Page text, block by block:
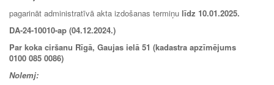
pagarināt administratīvā akta izdošanas termiņu līdz 10.01.2025.
DA-24-10010-ap (04.12.2024.)
Par koka ciršanu Rīgā, Gaujas ielā 51 (kadastra apzīmējums
0100 085 0086)
Nolemj: